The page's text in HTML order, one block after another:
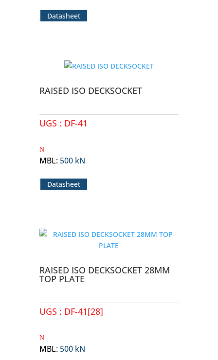
Datasheet
RAISED ISO DECKSOCKET
UGS : DF-41
MBL: 500 kN
Datasheet
RAISED ISO DECKSOCKET 28MM
TOP PLATE
UGS : DF-41[28]
MBL: 500 kN